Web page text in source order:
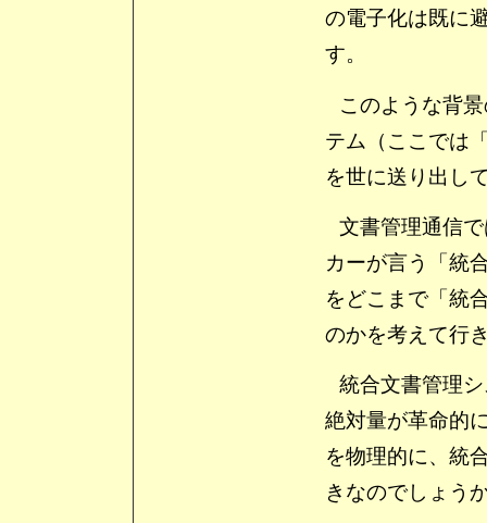
の電子化は既に
す。
このような背
テム（ここでは
を世に送り出し
文書管理通信
カーが言う「統
をどこまで「統
のかを考えて行
統合文書管理
絶対量が革命的
を物理的に、統
きなのでしょう